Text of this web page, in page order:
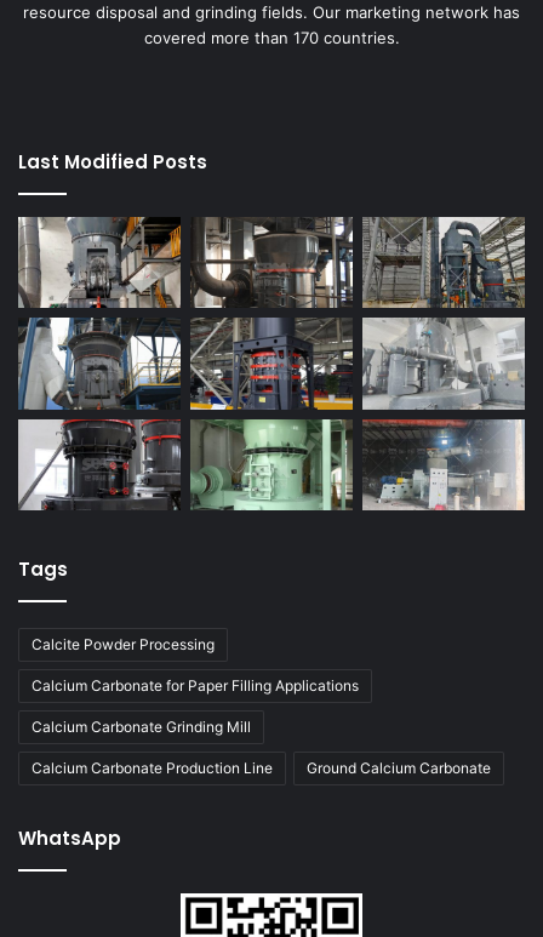
resource disposal and grinding fields. Our marketing network has
covered more than 170 countries.
Last Modified Posts
Tags
Calcite Powder Processing
Calcium Carbonate for Paper Filling Applications
Calcium Carbonate Grinding Mill
Calcium Carbonate Production Line Ground Calcium Carbonate
WhatsApp